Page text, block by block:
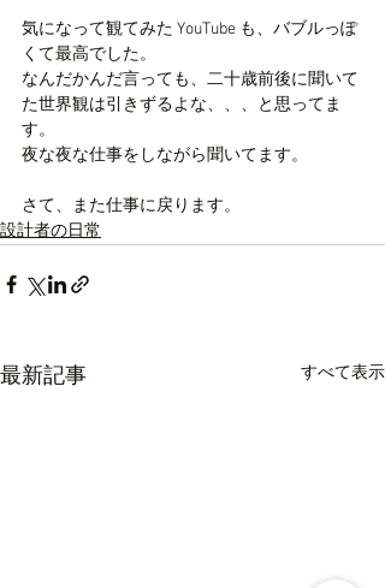
気になって観てみた YouTube も、バブルっぽ
くて最高でした。
なんだかんだ言っても、二十歳前後に聞いて
た世界観は引きずるよな、、、と思ってま
す。
夜な夜な仕事をしながら聞いてます。
さて、また仕事に戻ります。
設計者の日常
最新記事 すべて表示